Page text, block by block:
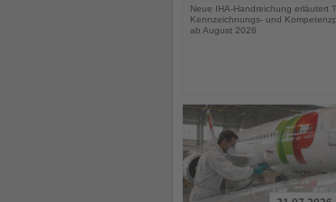
Neue IHA-Handreichung erläutert
Kennzeichnungs- und
ab August 2026